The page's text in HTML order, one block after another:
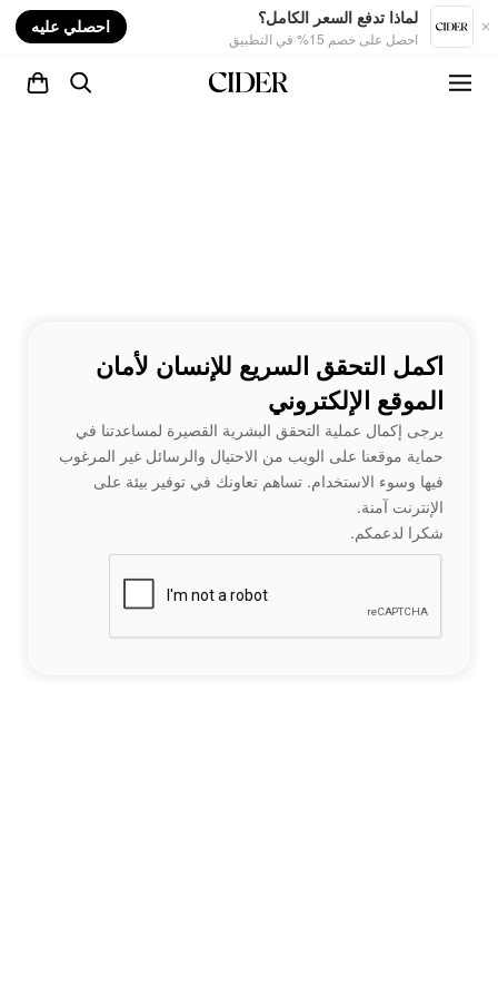
لماذا تدفع السعر الكامل؟
احصل على خصم 15% في التطبيق
احصلي عليه
اكمل التحقق السريع للإنسان لأمان
الموقع الإلكتروني
يرجى إكمال عملية التحقق البشرية القصيرة لمساعدتنا في
حماية موقعنا على الويب من الاحتيال والرسائل غير المرغوب
فيها وسوء الاستخدام. تساهم تعاونك في توفير بيئة على
الإنترنت آمنة.
شكرا لدعمكم.